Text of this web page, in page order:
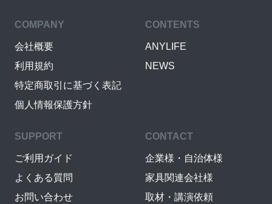
COMPANY
会社概要
利用規約
特定商取引に基づく表記
個人情報保護方針
CONTENTS
ANYLIFE
NEWS
SUPPORT
ご利用ガイド
よくある質問
お問い合わせ
CONTACT
企業様・自治体様
家具関連会社様
取材・講演依頼